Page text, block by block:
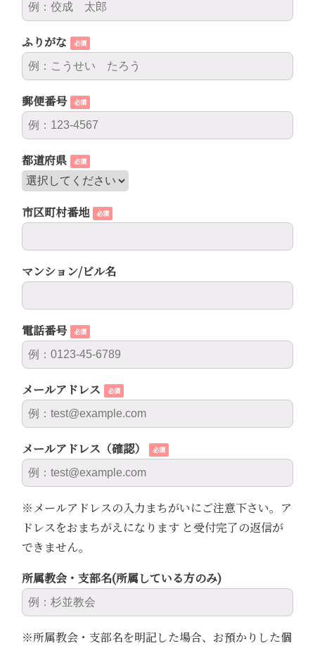
ふりがな 必須
郵便番号 必須
都道府県 必須
市区町村番地 必須
マンション/ビル名
電話番号 必須
メールアドレス 必須
メールアドレス（確認） 必須
※メールアドレスの入力まちがいにご注意下さい。ア
ドレスをおまちがえになります と受付完了の返信が
できません。
所属教会・支部名(所属している方のみ)
※所属教会・支部名を明記した場合、お預かりした個